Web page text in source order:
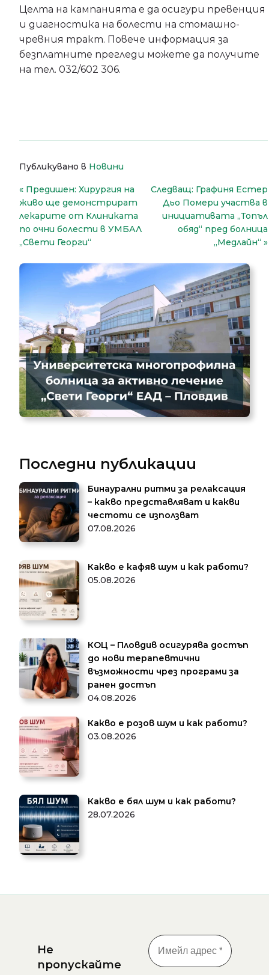
Целта на кампанията е да осигури превенция
и диагностика на болести на стомашно-
чревния тракт. Повече информация за
безплатните прегледи можете да получите
на тел. 032/602 306.
Публикувано в Новини
Навигация
Предишен: Хирургия на
живо ще демонстрират
лекарите от Клиниката
по очни болести в УМБАЛ
„Свети Георги“
Следващ: Графиня Естер
Дьо Помери участва в
инициативата „Топъл
обяд“ пред болница
„Медлайн“
Последни публикации
Бинаурални ритми за релаксация
– какво представляват и какви
честоти се използват
07.08.2026
Какво е кафяв шум и как работи?
05.08.2026
КОЦ – Пловдив осигурява достъп
до нови терапевтични
възможности чрез програми за
ранен достъп
04.08.2026
Какво е розов шум и как работи?
03.08.2026
Какво е бял шум и как работи?
28.07.2026
Не
пропускайте